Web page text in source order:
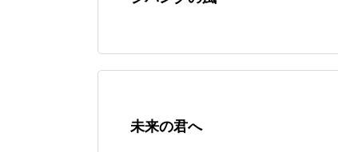
未来の君へ